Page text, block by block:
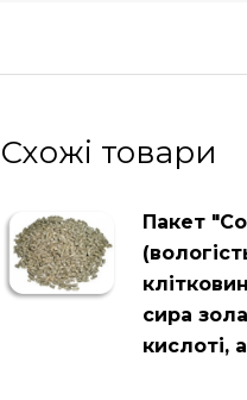
Схожі товари
Пакет
сира
кислоті,